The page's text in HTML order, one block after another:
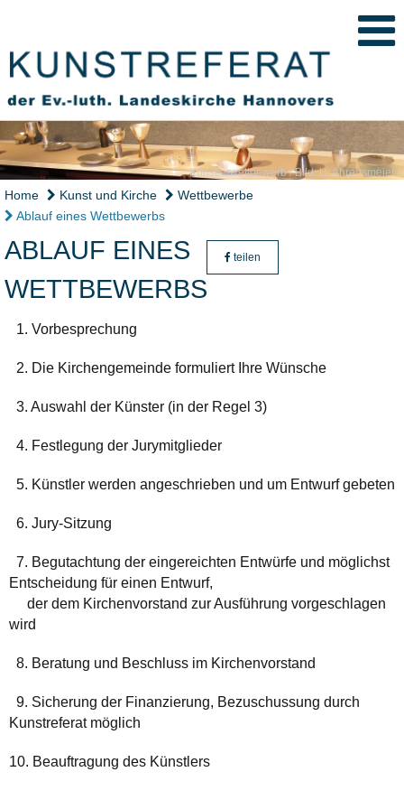
Künstlerwettbewerb / Bild: U. Ahrensmeier
Home Kunst und Kirche
Wettbewerbe
Ablauf eines Wettbewerbs
ABLAUF EINES
WETTBEWERBS
teilen
1. Vorbesprechung
2. Die Kirchengemeinde formuliert Ihre Wünsche
3. Auswahl der Künster (in der Regel 3)
4. Festlegung der Jurymitglieder
5. Künstler werden angeschrieben und um Entwurf gebeten
6. Jury-Sitzung
7. Begutachtung der eingereichten Entwürfe und möglichst
Entscheidung für einen Entwurf,
der dem Kirchenvorstand zur Ausführung vorgeschlagen
wird
8. Beratung und Beschluss im Kirchenvorstand
9. Sicherung der Finanzierung, Bezuschussung durch
Kunstreferat möglich
10. Beauftragung des Künstlers